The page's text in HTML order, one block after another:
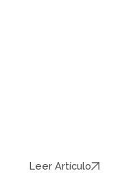
Leer Artículo